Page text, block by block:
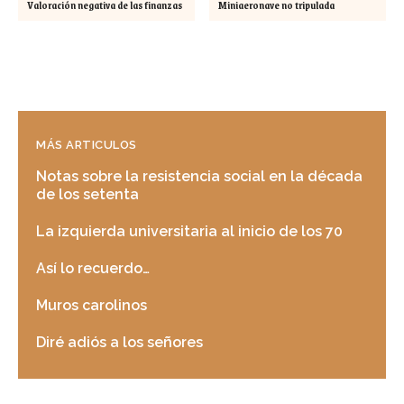
Valoración negativa de las finanzas Miniaeronave no tripulada
MÁS ARTICULOS
Notas sobre la resistencia social en la década
de los setenta
La izquierda universitaria al inicio de los 70
Así lo recuerdo…
Muros carolinos
Diré adiós a los señores